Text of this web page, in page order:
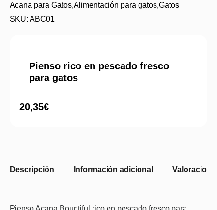
Acana para Gatos,Alimentación para gatos,Gatos
SKU: ABC01
Pienso rico en pescado fresco
para gatos
20,35€
Descripción Información adicional
Pienso Acana Bountiful rico en pescado fresco para